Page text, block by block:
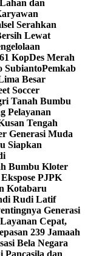
dan
Serahkan
Lewat
KopDes Merah
SubiantoPemkab
Besar
Soccer
Tanah Bumbu
Pelayanan
Tengah
Generasi Muda
Siapkan
Bumbu Kloter
PJPK
Kotabaru
Rudi Latif
Generasi
Cepat,
239 Jamaah
Bela Negara
Pancasila dan